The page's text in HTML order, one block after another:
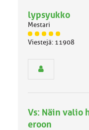
lypsyukko
Mestari
J
ä
m
ä
Viestejä: 11908
Vs: Näin valio
eroon